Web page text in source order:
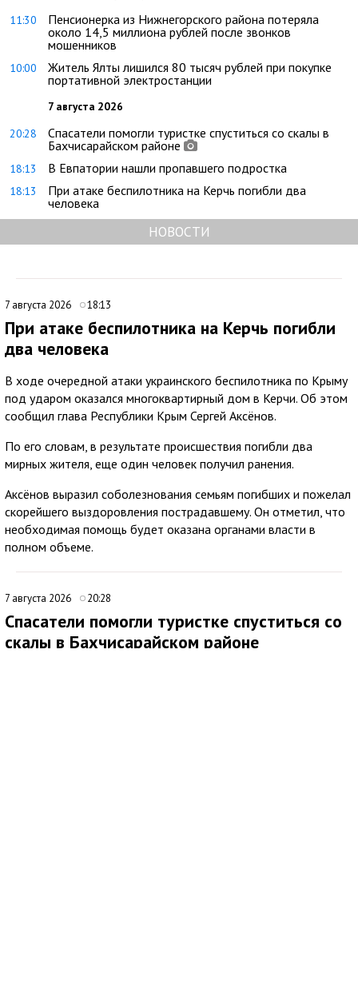
11:30
Пенсионерка из Нижнегорского района потеряла
около 14,5 миллиона рублей после звонков
мошенников
10:00
Житель Ялты лишился 80 тысяч рублей при покупке
портативной электростанции
7 августа 2026
20:28
Спасатели помогли туристке спуститься со скалы в
Бахчисарайском районе
18:13 В Евпатории нашли пропавшего подростка
18:13
При атаке беспилотника на Керчь погибли два
человека
НОВОСТИ
7 августа 2026 18:13
При атаке беспилотника на Керчь погибли
два человека
В ходе очередной атаки украинского беспилотника по Крыму
под ударом оказался многоквартирный дом в Керчи. Об этом
сообщил глава Республики Крым Сергей Аксёнов.
По его словам, в результате происшествия погибли два
мирных жителя, еще один человек получил ранения.
Аксёнов выразил соболезнования семьям погибших и пожелал
скорейшего выздоровления пострадавшему. Он отметил, что
необходимая помощь будет оказана органами власти в
полном объеме.
7 августа 2026 20:28
Спасатели помогли туристке спуститься со
скалы в Бахчисарайском районе